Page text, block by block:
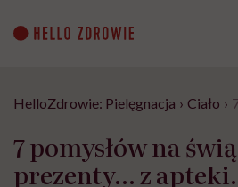
content
HelloZdrowie: Pielęgnacja › Ciało ›
7 pomysłów na
prezenty… z